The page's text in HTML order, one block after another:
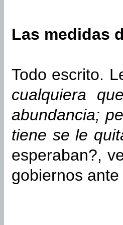
Las medidas
Todo escrito.
cualquiera
abundancia;
tiene se le
esperaban?,
gobiernos ante